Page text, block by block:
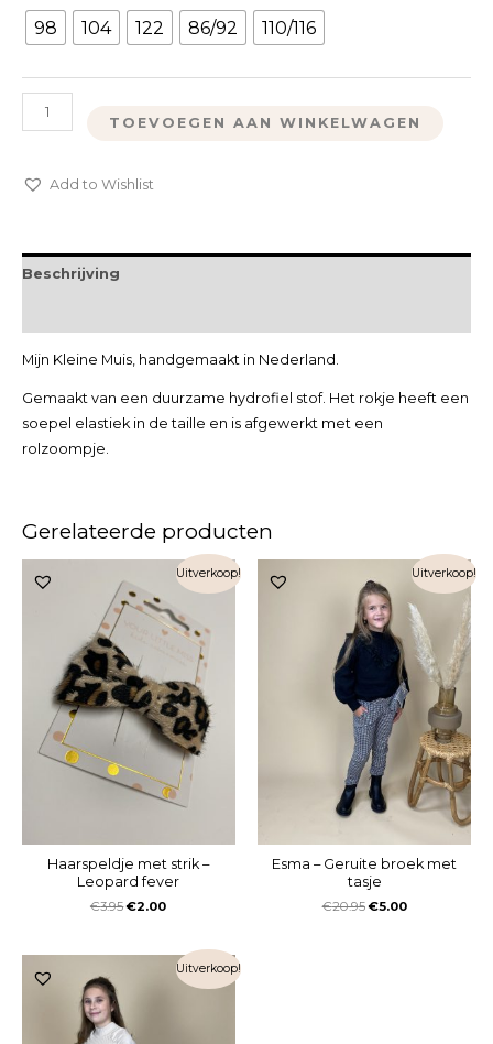
98 104 122 86/92 110/116
TOEVOEGEN AAN WINKELWAGEN
Add to Wishlist
Beschrijving
Mijn Kleine Muis, handgemaakt in Nederland.
Gemaakt van een duurzame hydrofiel stof. Het rokje heeft een
soepel elastiek in de taille en is afgewerkt met een
rolzoompje.
Gerelateerde producten
Uitverkoop!
Haarspeldje met strik –
Leopard fever
€3.95 €2.00
Uitverkoop!
Esma – Geruite broek met
tasje
€20.95 €5.00
Uitverkoop!